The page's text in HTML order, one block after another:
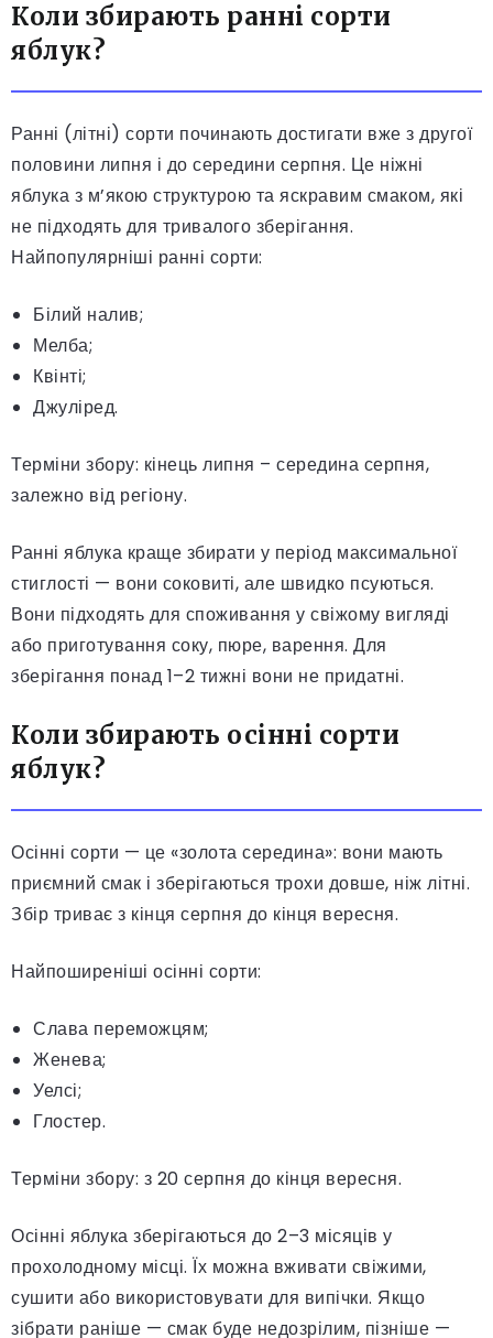
Коли збирають ранні сорти
яблук?
Ранні (літні) сорти починають достигати вже з другої
половини липня і до середини серпня. Це ніжні
яблука з м’якою структурою та яскравим смаком, які
не підходять для тривалого зберігання.
Найпопулярніші ранні сорти:
Білий налив;
Мелба;
Квінті;
Джуліред.
Терміни збору: кінець липня – середина серпня,
залежно від регіону.
Ранні яблука краще збирати у період максимальної
стиглості — вони соковиті, але швидко псуються.
Вони підходять для споживання у свіжому вигляді
або приготування соку, пюре, варення. Для
зберігання понад 1–2 тижні вони не придатні.
Коли збирають осінні сорти
яблук?
Осінні сорти — це «золота середина»: вони мають
приємний смак і зберігаються трохи довше, ніж літні.
Збір триває з кінця серпня до кінця вересня.
Найпоширеніші осінні сорти:
Слава переможцям;
Женева;
Уелсі;
Глостер.
Терміни збору: з 20 серпня до кінця вересня.
Осінні яблука зберігаються до 2–3 місяців у
прохолодному місці. Їх можна вживати свіжими,
сушити або використовувати для випічки. Якщо
зібрати раніше — смак буде недозрілим, пізніше —